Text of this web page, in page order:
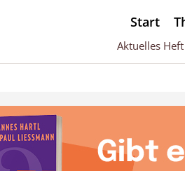
Start
Aktuelles Heft